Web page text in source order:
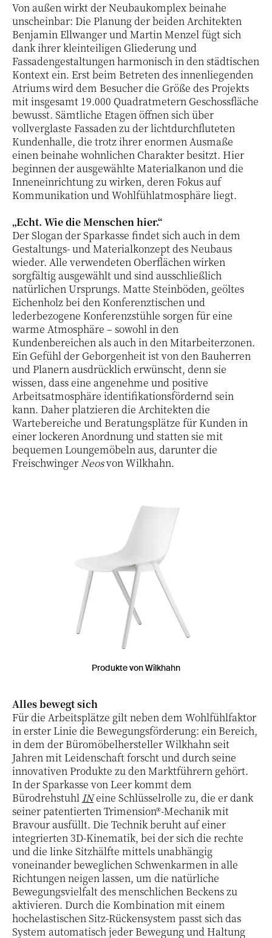
Von außen wirkt der Neubaukomplex beinahe
unscheinbar: Die Planung der beiden Architekten
Benjamin Ellwanger und Martin Menzel fügt sich
dank ihrer kleinteiligen Gliederung und
Fassadengestaltungen harmonisch in den städtischen
Kontext ein. Erst beim Betreten des innenliegenden
Atriums wird dem Besucher die Größe des Projekts
mit insgesamt 19.000 Quadratmetern Geschossfläche
bewusst. Sämtliche Etagen öffnen sich über
vollverglaste Fassaden zu der lichtdurchfluteten
Kundenhalle, die trotz ihrer enormen Ausmaße
einen beinahe wohnlichen Charakter besitzt. Hier
beginnen der ausgewählte Materialkanon und die
Inneneinrichtung zu wirken, deren Fokus auf
Kommunikation und Wohlfühlatmosphäre liegt.
„Echt. Wie die Menschen hier.“
Der Slogan der Sparkasse findet sich auch in dem
Gestaltungs- und Materialkonzept des Neubaus
wieder. Alle verwendeten Oberflächen wirken
sorgfältig ausgewählt und sind ausschließlich
natürlichen Ursprungs. Matte Steinböden, geöltes
Eichenholz bei den Konferenztischen und
lederbezogene Konferenzstühle sorgen für eine
warme Atmosphäre – sowohl in den
Kundenbereichen als auch in den Mitarbeiterzonen.
Ein Gefühl der Geborgenheit ist von den Bauherren
und Planern ausdrücklich erwünscht, denn sie
wissen, dass eine angenehme und positive
Arbeitsatmosphäre identifikationsfördernd sein
kann. Daher platzieren die Architekten die
Wartebereiche und Beratungsplätze für Kunden in
einer lockeren Anordnung und statten sie mit
bequemen Loungemöbeln aus, darunter die
FreischwingerNeosvon Wilkhahn.
Produkte von Wilkhahn
Alles bewegt sich
Für die Arbeitsplätze gilt neben dem Wohlfühlfaktor
in erster Linie die Bewegungsförderung: ein Bereich,
in dem der Büromöbelhersteller Wilkhahn seit
Jahren mit Leidenschaft forscht und durch seine
innovativen Produkte zu den Marktführern gehört.
In der Sparkasse von Leer kommt dem
Bürodrehstuhl INeine Schlüsselrolle zu, die er dank
seiner patentierten Trimension®-Mechanik mit
Bravour ausfüllt. Die Technik beruht auf einer
integrierten 3D-Kinematik, bei der sich die rechte
und die linke Sitzhälfte mittels unabhängig
voneinander beweglichen Schwenkarmen in alle
Richtungen neigen lassen, um die natürliche
Bewegungsvielfalt des menschlichen Beckens zu
aktivieren. Durch die Kombination mit einem
hochelastischen Sitz-Rückensystem passt sich das
System automatisch jeder Bewegung und Haltung